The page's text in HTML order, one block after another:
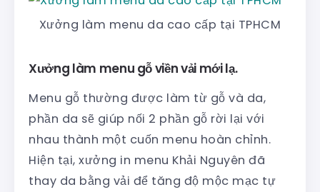
Xưởng làm menu da cao cấp tại TPHCM
Xưởng làm menu gỗ viền vải mới lạ.
Menu gỗ thường được làm từ gỗ và da,
phần da sẽ giúp nối 2 phần gỗ rời lại với
nhau thành một cuốn menu hoàn chỉnh.
Hiện tại, xưởng in menu Khải Nguyên đã
thay da bằng vải để tăng độ mộc mạc tự